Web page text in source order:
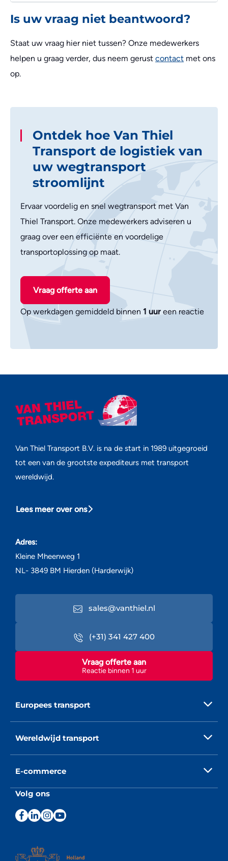
Is uw vraag niet beantwoord?
Staat uw vraag hier niet tussen? Onze medewerkers
helpen u graag verder, dus neem gerust contact met ons
op.
Ontdek hoe Van Thiel
Transport de logistiek van
uw wegtransport
stroomlijnt
Ervaar voordelig en snel wegtransport met Van
Thiel Transport. Onze medewerkers adviseren u
graag over een efficiënte en voordelige
transportoplossing op maat.
Vraag offerte aan
Op werkdagen gemiddeld binnen 1 uur een reactie
Van Thiel Transport B.V. is na de start in 1989 uitgegroeid
tot een van de grootste expediteurs met transport
wereldwijd.
Lees meer over ons
Adres:
Kleine Mheenweg 1
NL- 3849 BM Hierden (Harderwijk)
sales@vanthiel.nl
(+31) 341 427 400
Reactie binnen 1 uur
Vraag offerte aan
Europees transport
Wereldwijd transport
E-commerce
Volg ons